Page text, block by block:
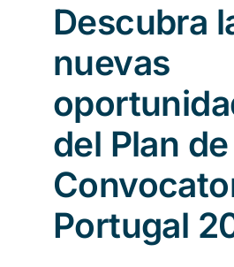
Descubra
nuevas
del Plan
Portugal